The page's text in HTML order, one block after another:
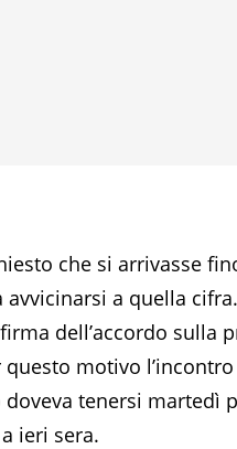
che si arrivasse
a quella
dell’accordo sulla
motivo
tenersi martedì
ieri sera.